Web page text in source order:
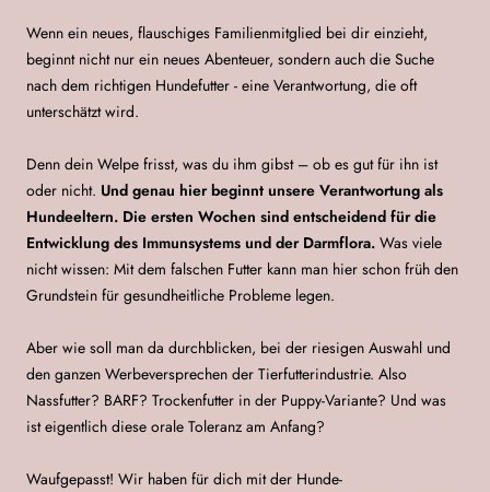
Wenn ein neues, flauschiges Familienmitglied bei dir einzieht,
beginnt nicht nur ein neues Abenteuer, sondern auch die Suche
nach dem richtigen Hundefutter - eine Verantwortung, die oft
unterschätzt wird.
Denn dein Welpe frisst, was du ihm gibst – ob es gut für ihn ist
oder nicht. Und genau hier beginnt unsere Verantwortung als
Hundeeltern. Die ersten Wochen sind entscheidend für die
Entwicklung des Immunsystems und der Darmflora. Was viele
nicht wissen: Mit dem falschen Futter kann man hier schon früh den
Grundstein für gesundheitliche Probleme legen.
Aber wie soll man da durchblicken, bei der riesigen Auswahl und
den ganzen Werbeversprechen der Tierfutterindustrie. Also
Nassfutter? BARF? Trockenfutter in der Puppy-Variante? Und was
ist eigentlich diese orale Toleranz am Anfang?
Waufgepasst! Wir haben für dich mit der Hunde-